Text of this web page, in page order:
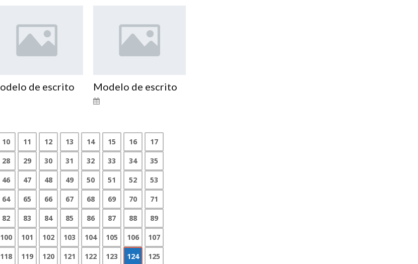
de escrito Modelo de escrito
10 11 12 13 14 15 16
17
28 29 30 31 32 33 34
35
46 47 48 49 50 51 52
53
64 65 66 67 68 69 70
71
82 83 84 85 86 87 88
89
100 101 102 103 104 105 106
107
118 119 120 121 122 123 124 125